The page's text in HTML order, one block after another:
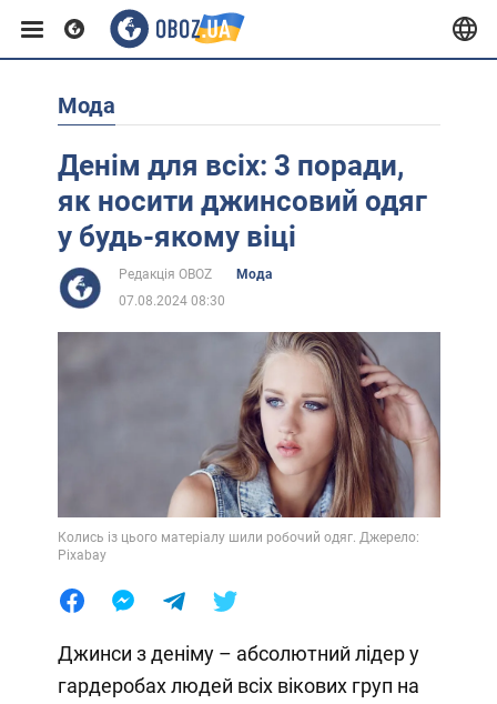
Європа
США
Африка
Мода
Денім для всіх: 3 поради,
як носити джинсовий одяг
у будь-якому віці
Редакція OBOZ
Мода
07.08.2024 08:30
Колись із цього матеріалу шили робочий одяг. Джерело:
Pixabay
Джинси з деніму – абсолютний лідер у
гардеробах людей всіх вікових груп на